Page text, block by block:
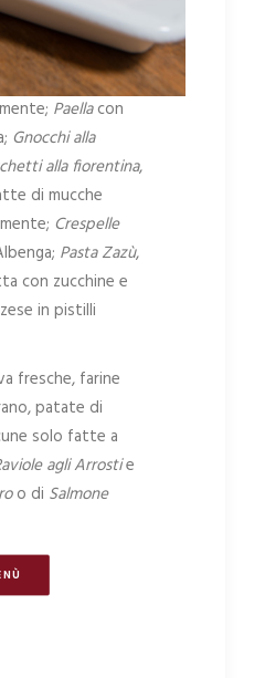
, con ragù di vitella
Paellacon
Gnocchi alla
alla fiorentina,
di mucche
Crespelle
Pasta Zazù,
con zucchine e
in pistilli
fresche, farine
patate di
solo fatte a
agli Arrostie
o di Salmone